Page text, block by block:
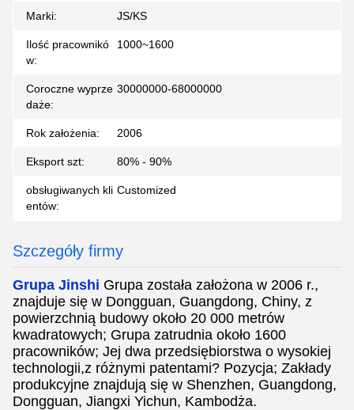
Marki: JS/KS
Ilość pracownikó
w:
1000~1600
Coroczne wyprze
daże:
30000000-68000000
Rok założenia: 2006
Eksport szt: 80% - 90%
obsługiwanych kli
entów:
Customized
Szczegóły firmy
Grupa Jinshi Grupa została założona w 2006 r.,
znajduje się w Dongguan, Guangdong, Chiny, z
powierzchnią budowy około 20 000 metrów
kwadratowych; Grupa zatrudnia około 1600
pracowników; Jej dwa przedsiębiorstwa o wysokiej
technologii,z różnymi patentami? Pozycja; Zakłady
produkcyjne znajdują się w Shenzhen, Guangdong,
Dongguan, Jiangxi Yichun, Kambodża.